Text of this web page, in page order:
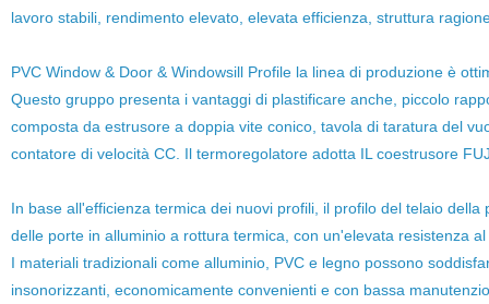
lavoro stabili, rendimento elevato, elevata efficienza, struttura
PVC Window & Door & Windowsill Profile la linea di produzione è
Questo gruppo presenta i vantaggi di plastificare anche, piccolo
composta da estrusore a doppia vite conico, tavola di taratura del
contatore di velocità CC. Il termoregolatore adotta IL coestrusore
In base all'efficienza termica dei nuovi profili, il profilo del telaio
delle porte in alluminio a rottura termica, con un'elevata resistenza
I materiali tradizionali come alluminio, PVC e legno possono
insonorizzanti, economicamente convenienti e con bassa